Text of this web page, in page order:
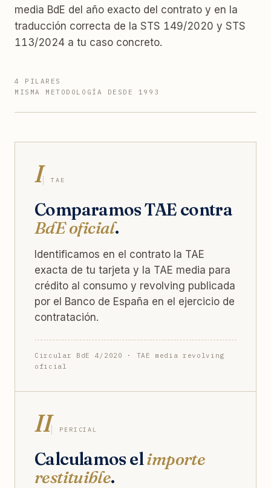
media BdE del año exacto del contrato y en la
traducción correcta de la STS 149/2020 y STS
113/2024 a tu caso concreto.
4 PILARES
MISMA METODOLOGÍA DESDE 1993
I TAE
Comparamos TAE contra
BdE oficial.
Identificamos en el contrato la TAE
exacta de tu tarjeta y la TAE media para
crédito al consumo y revolving publicada
por el Banco de España en el ejercicio de
contratación.
Circular BdE 4/2020 · TAE media revolving
oficial
II PERICIAL
Calculamos elimporte
restituible.